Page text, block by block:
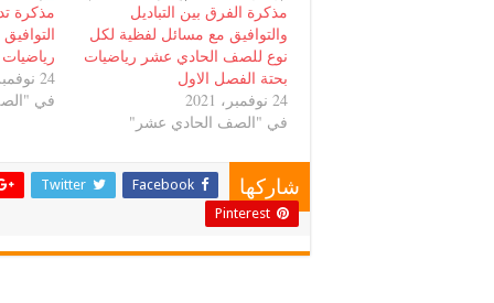
مذكرة الفرق بين التباديل
والتوافيق مع مسائل لفظية لكل
نوع للصف الحادي عشر رياضيات
بحتة الفصل الاول
24 نوفمبر، 2021
في "الصف الحادي عشر"
مذكرة
24 نوفمبر، 2021
في
شاركها Facebook
Twitter
Pinterest